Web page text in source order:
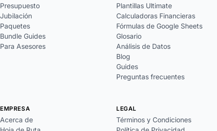
Presupuesto
Jubilación
Paquetes
Bundle Guides
Para Asesores
Plantillas Ultimate
Calculadoras Financieras
Fórmulas de Google Sheets
Glosario
Análisis de Datos
Blog
Guides
Preguntas frecuentes
EMPRESA
Acerca de
LEGAL
Términos y Condiciones